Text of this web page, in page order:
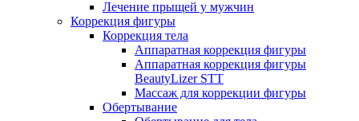
Лечение прыщей у мужчин
Коррекция фигуры
Коррекция тела
Аппаратная коррекция фигуры
Аппаратная коррекция фигуры
BeautyLizer STT
Массаж для коррекции фигуры
Обертывание